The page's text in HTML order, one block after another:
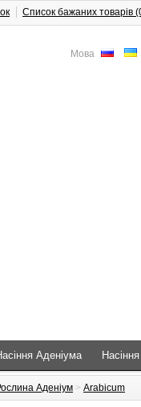
Мова
Список бажаних товарів
Аденіума
Аденіум > Arabicum